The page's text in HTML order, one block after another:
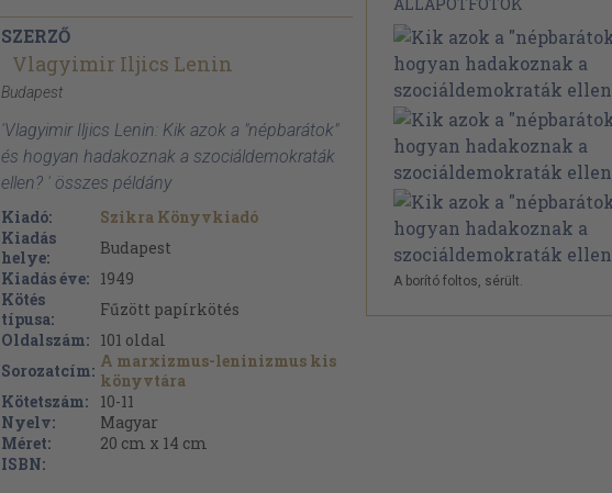
SZERZŐ
Vlagyimir Iljics Lenin
Budapest
'Vlagyimir Iljics Lenin: Kik azok a "népbarátok"
és hogyan hadakoznak a szociáldemokraták
ellen? ' összes példány
Kiadó:
Szikra Könyvkiadó
Kiadás
helye:
Budapest
Kiadás éve: 1949
Kötés
típusa:
Fűzött papírkötés
Oldalszám: 101 oldal
Sorozatcím: A marxizmus-leninizmus kis
könyvtára
Kötetszám:
10-11
Nyelv:
Magyar
Méret:
20 cm x 14 cm
ISBN:
A borító foltos, sérült.